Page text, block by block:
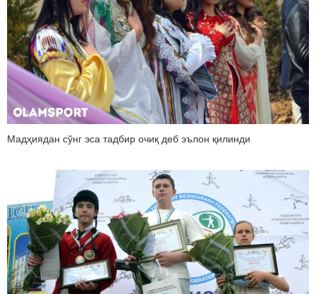
Мадҳиядан сўнг эса тадбир очиқ деб эълон қилинди